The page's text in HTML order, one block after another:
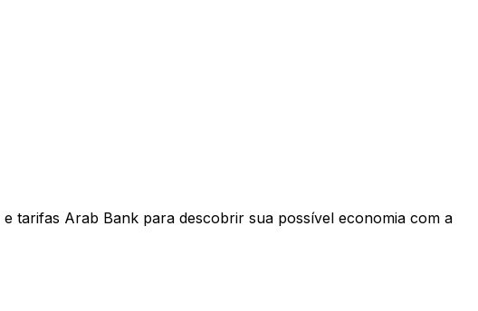
tarifas Arab Bank para descobrir sua possível economia com a